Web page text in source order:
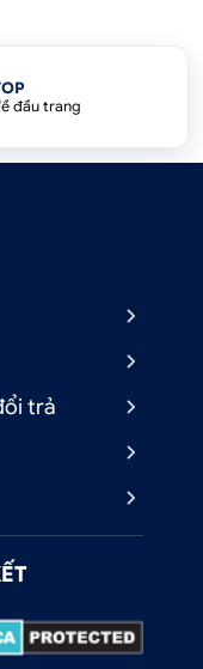
đầu trang
trả